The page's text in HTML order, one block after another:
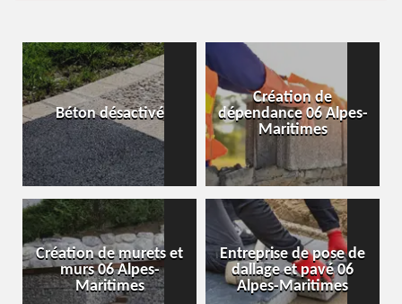
Béton désactivé
Création de
dépendance 06 Alpes-
Maritimes
Création de murets et
murs 06 Alpes-
Maritimes
Entreprise de pose de
dallage et pavé 06
Alpes-Maritimes